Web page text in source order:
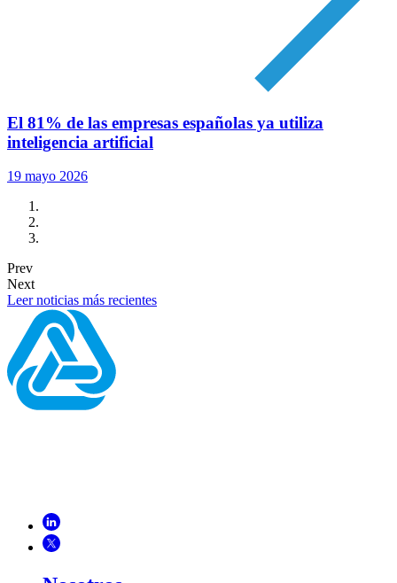
El 81% de las empresas españolas ya utiliza
inteligencia artificial
19 mayo 2026
Prev
Next
Leer noticias más recientes